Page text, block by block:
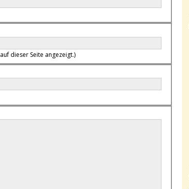
auf dieser Seite angezeigt.)